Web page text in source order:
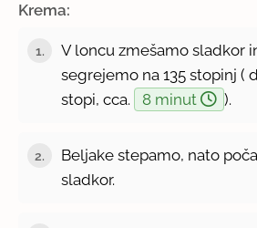
Krema:
1.
V loncu zmešamo sladkor
segrejemo na 135 stopinj (
stopi, cca.
8 minut ).
2.
Beljake stepamo, nato
sladkor.